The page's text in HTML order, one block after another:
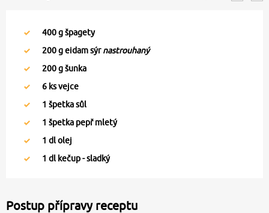
400g špagety
200g eidam sýrnastrouhaný
200g šunka
6 ks vejce
1 špetka sůl
1 špetka pepř mletý
1 dl olej
1 dl kečup - sladký
Postup přípravy receptu